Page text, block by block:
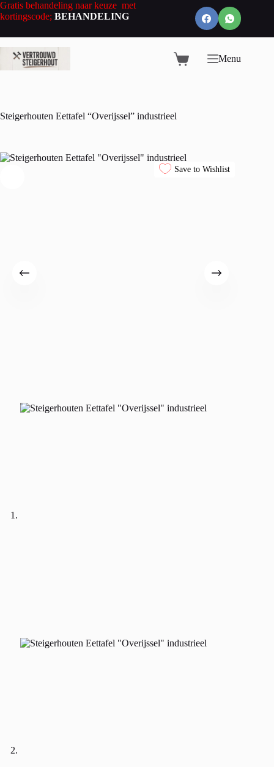
Ga
naar
inhoud
Gratis behandeling naar keuze met
kortingscode; BEHANDELING
WinkelwagenMenu
Steigerhouten Eettafel “Overijssel” industrieel
Save to Wishlist